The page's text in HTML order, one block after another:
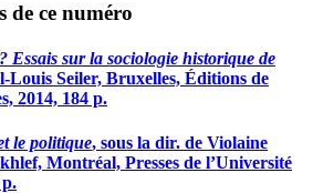
de ce numéro
Essais sur la sociologie historique de
Louis Seiler, Bruxelles, Éditions de
2014, 184 p.
le politique, sous la dir. de Violaine
Montréal, Presses de l’Université